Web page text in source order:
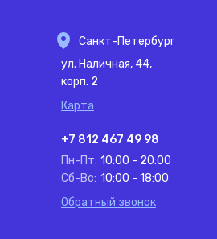
Санкт-Петербург
ул. Наличная, 44,
корп. 2
Карта
+7 812 467 49 98
Пн-Пт: 10:00 - 20:00
Сб-Вс: 10:00 - 18:00
Обратный звонок